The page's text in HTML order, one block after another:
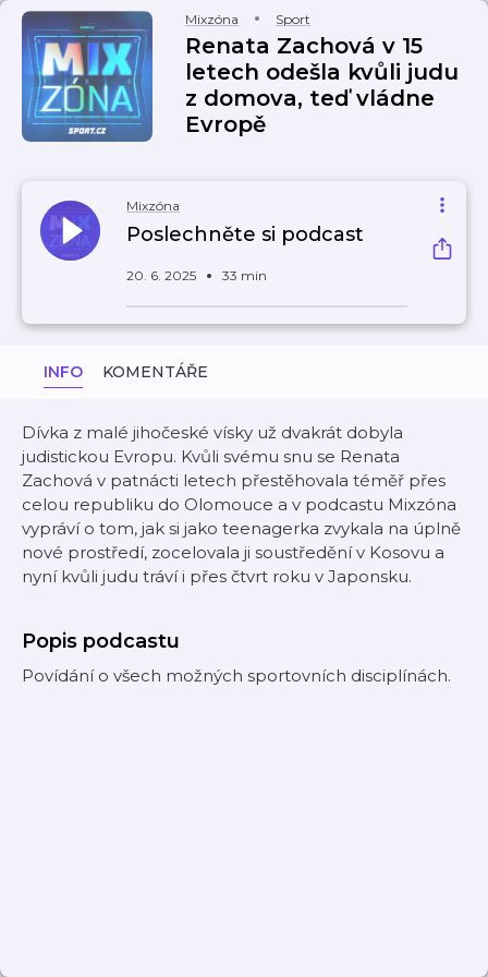
Mixzóna Sport
Renata Zachová v 15
letech odešla kvůli judu
z domova, teď vládne
Evropě
Mixzóna
Poslechněte si podcast
20. 6. 2025 33 min
INFO KOMENTÁŘE
Dívka z malé jihočeské vísky už dvakrát dobyla
judistickou Evropu. Kvůli svému snu se Renata
Zachová v patnácti letech přestěhovala téměř přes
celou republiku do Olomouce a v podcastu Mixzóna
vypráví o tom, jak si jako teenagerka zvykala na úplně
nové prostředí, zocelovala ji soustředění v Kosovu a
nyní kvůli judu tráví i přes čtvrt roku v Japonsku.
Popis podcastu
Povídání o všech možných sportovních disciplínách.